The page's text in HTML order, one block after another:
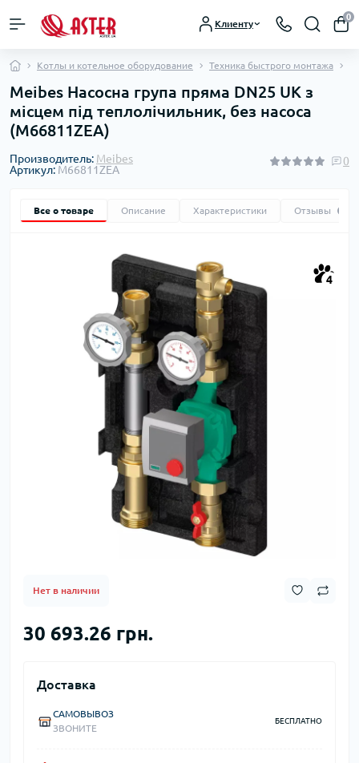
Клиенту
0
Котлы и котельное оборудование Техника быстрого монтажа
Meibes Насосна група пряма DN25 UК з
місцем під теплолічильник, без насоса
(M66811ZEA)
Производитель: Meibes
Артикул: M66811ZEA
0
Все о товаре Описание Характеристики Отзывы
4
Нет в наличии
30 693.26 грн.
Доставка
САМОВЫВОЗ
ЗВОНИТЕ
БЕСПЛАТНО